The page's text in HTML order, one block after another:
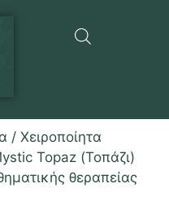
/ Χειροποίητα
Topaz (Τοπάζι)
θεραπείας